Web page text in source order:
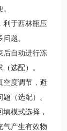
利于西林瓶压
题。
后自动进行冻
选配）。
空度调节，避
（选配）。
模式选择，
气产生有效物